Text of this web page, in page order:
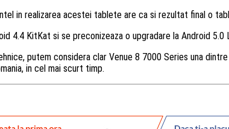
in realizarea acestei tablete are ca si rezultat final o
4.4 KitKat si se preconizeaza o upgradare la Android
putem considera clar Venue 8 7000 Series una
in cel mai scurt timp.